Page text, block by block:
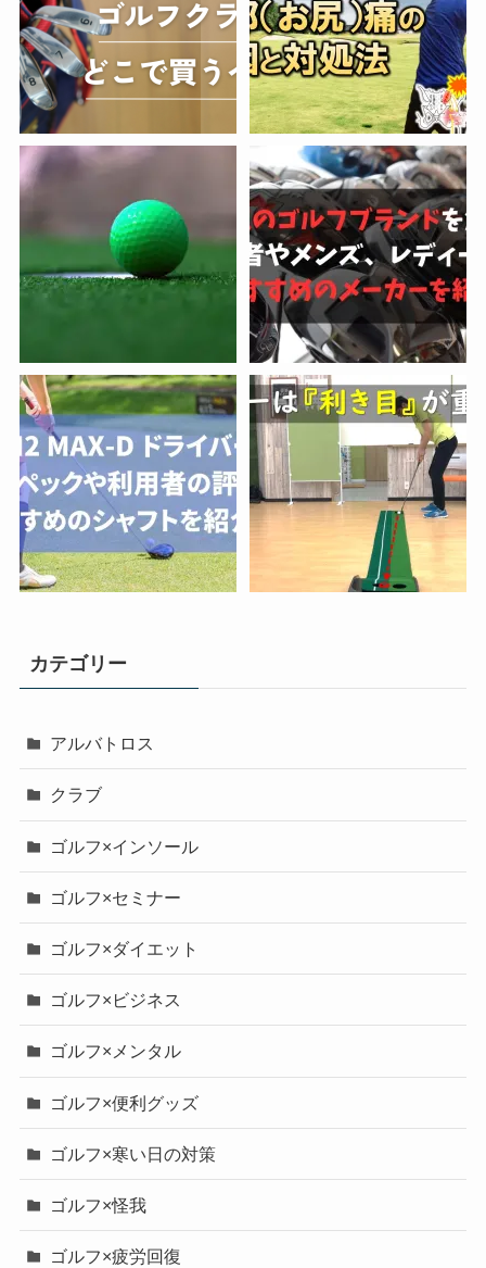
カテゴリー
アルバトロス
クラブ
ゴルフ×インソール
ゴルフ×セミナー
ゴルフ×ダイエット
ゴルフ×ビジネス
ゴルフ×メンタル
ゴルフ×便利グッズ
ゴルフ×寒い日の対策
ゴルフ×怪我
ゴルフ×疲労回復